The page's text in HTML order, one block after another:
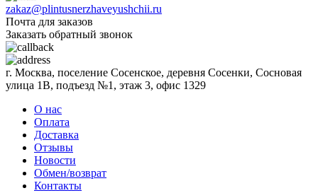
zakaz@plintusnerzhaveyushchii.ru
Почта для заказов
Заказать обратный звонок
г. Москва, поселение Сосенское, деревня Сосенки, Сосновая
улица 1В, подъезд №1, этаж 3, офис 1329
О нас
Оплата
Доставка
Отзывы
Новости
Обмен/возврат
Контакты